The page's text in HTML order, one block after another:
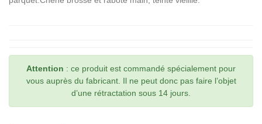
Attention : ce produit est commandé spécialement pour
vous auprès du fabricant. Il ne peut donc pas faire l’objet
d’une rétractation sous 14 jours.